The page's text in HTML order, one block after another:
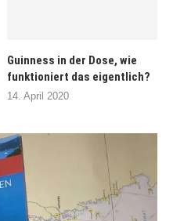
Guinness in der Dose, wie
funktioniert das eigentlich?
14. April 2020